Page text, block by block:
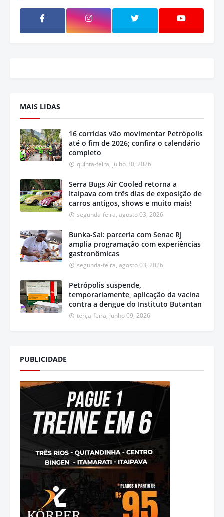
MAIS LIDAS
16 corridas vão movimentar Petrópolis
até o fim de 2026; confira o calendário
completo
quinta-feira, julho 30, 2026
Serra Bugs Air Cooled retorna a
Itaipava com três dias de exposição de
carros antigos, shows e muito mais!
segunda-feira, agosto 03, 2026
Bunka-Sai: parceria com Senac RJ
amplia programação com experiências
gastronômicas
segunda-feira, agosto 03, 2026
Petrópolis suspende,
temporariamente, aplicação da vacina
contra a dengue do Instituto Butantan
terça-feira, junho 09, 2026
PUBLICIDADE